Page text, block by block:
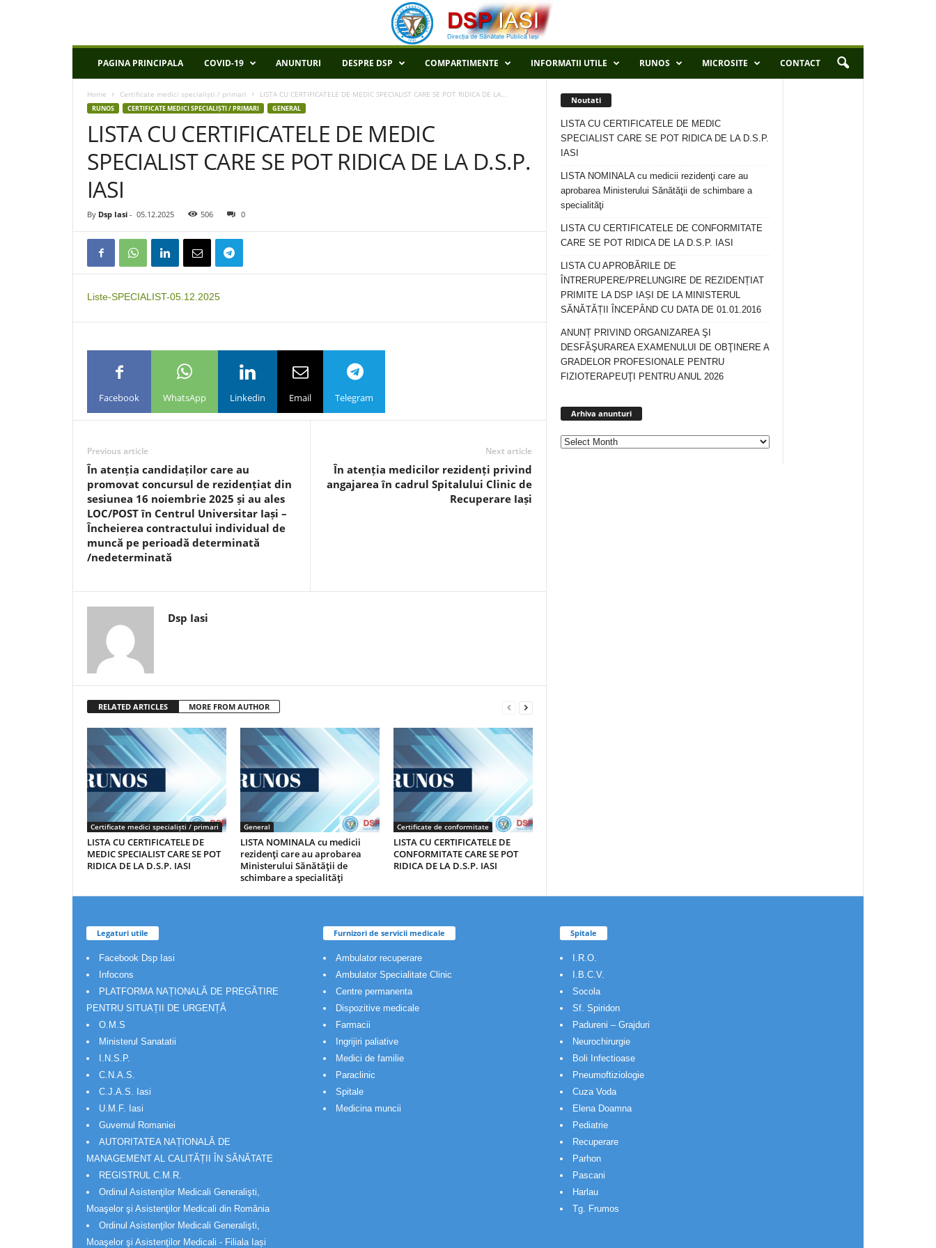
P
PAGINA PRINCIPALA COVID-19 ANUNTURI DESPRE DSP COMPARTIMENTE INFORMATII UTILE RUNOS MICROSITE CONTACT
Home Certificate medici specialiști / primari LISTA CU CERTIFICATELE DE MEDIC SPECIALIST CARE SE POT RIDICA DE LA...
RUNOS CERTIFICATE MEDICI SPECIALIȘTI / PRIMARI GENERAL
LISTA CU CERTIFICATELE DE MEDIC
SPECIALIST CARE SE POT RIDICA DE LA D.S.P.
IASI
By Dsp Iasi - 05.12.2025 506 0
Liste-SPECIALIST-05.12.2025
Facebook WhatsApp Linkedin Email Telegram
Previous article
În atenția candidaților care au
promovat concursul de rezidențiat din
sesiunea 16 noiembrie 2025 și au ales
LOC/POST în Centrul Universitar Iași –
Încheierea contractului individual de
muncă pe perioadă determinată
/nedeterminată
Next article
În atenția medicilor rezidenți privind
angajarea în cadrul Spitalului Clinic de
Recuperare Iași
Dsp Iasi
RELATED ARTICLES MORE FROM AUTHOR
Certificate medici specialiști / primari
LISTA CU CERTIFICATELE DE
MEDIC SPECIALIST CARE SE POT
RIDICA DE LA D.S.P. IASI
General
LISTA NOMINALA cu medicii
rezidenţi care au aprobarea
Ministerului Sănătăţii de
schimbare a specialităţi
Certificate de conformitate
LISTA CU CERTIFICATELE DE
CONFORMITATE CARE SE POT
RIDICA DE LA D.S.P. IASI
Noutati
LISTA CU CERTIFICATELE DE MEDIC
SPECIALIST CARE SE POT RIDICA DE LA D.S.P.
IASI
LISTA NOMINALA cu medicii rezidenţi care au
aprobarea Ministerului Sănătăţii de schimbare a
specialităţi
LISTA CU CERTIFICATELE DE CONFORMITATE
CARE SE POT RIDICA DE LA D.S.P. IASI
LISTA CU APROBĂRILE DE
ÎNTRERUPERE/PRELUNGIRE DE REZIDENȚIAT
PRIMITE LA DSP IAȘI DE LA MINISTERUL
SĂNĂTĂȚII ÎNCEPÂND CU DATA DE 01.01.2016
ANUNȚ PRIVIND ORGANIZAREA ŞI
DESFĂŞURAREA EXAMENULUI DE OBŢINERE A
GRADELOR PROFESIONALE PENTRU
FIZIOTERAPEUŢI PENTRU ANUL 2026
Arhiva anunturi
Legaturi utile
Facebook Dsp Iasi
Infocons
PLATFORMA NAȚIONALĂ DE PREGĂTIRE
PENTRU SITUAȚII DE URGENȚĂ
O.M.S
Ministerul Sanatatii
I.N.S.P.
C.N.A.S.
C.J.A.S. Iasi
U.M.F. Iasi
Guvernul Romaniei
AUTORITATEA NAȚIONALĂ DE
MANAGEMENT AL CALITĂȚII ÎN SĂNĂTATE
REGISTRUL C.M.R.
Ordinul Asistenţilor Medicali Generalişti,
Moaşelor şi Asistenţilor Medicali din România
Ordinul Asistenţilor Medicali Generalişti,
Moaşelor şi Asistenţilor Medicali - Filiala Iași
Furnizori de servicii medicale
Ambulator recuperare
Ambulator Specialitate Clinic
Centre permanenta
Dispozitive medicale
Farmacii
Ingrijiri paliative
Medici de familie
Paraclinic
Spitale
Medicina muncii
Spitale
I.R.O.
I.B.C.V.
Socola
Sf. Spiridon
Padureni – Grajduri
Neurochirurgie
Boli Infectioase
Pneumoftiziologie
Cuza Voda
Elena Doamna
Pediatrie
Recuperare
Parhon
Pascani
Harlau
Tg. Frumos